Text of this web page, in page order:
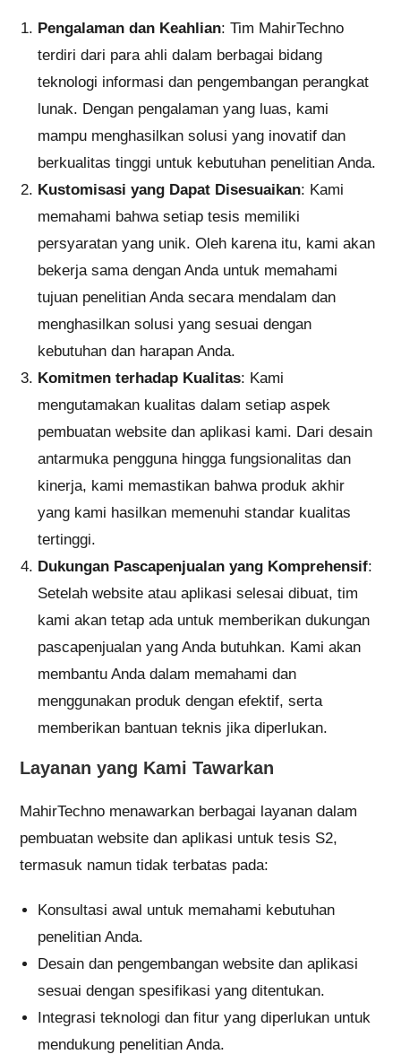
Pengalaman dan Keahlian: Tim MahirTechno
terdiri dari para ahli dalam berbagai bidang
teknologi informasi dan pengembangan perangkat
lunak. Dengan pengalaman yang luas, kami
mampu menghasilkan solusi yang inovatif dan
berkualitas tinggi untuk kebutuhan penelitian Anda.
Kustomisasi yang Dapat Disesuaikan: Kami
memahami bahwa setiap tesis memiliki
persyaratan yang unik. Oleh karena itu, kami akan
bekerja sama dengan Anda untuk memahami
tujuan penelitian Anda secara mendalam dan
menghasilkan solusi yang sesuai dengan
kebutuhan dan harapan Anda.
Komitmen terhadap Kualitas: Kami
mengutamakan kualitas dalam setiap aspek
pembuatan website dan aplikasi kami. Dari desain
antarmuka pengguna hingga fungsionalitas dan
kinerja, kami memastikan bahwa produk akhir
yang kami hasilkan memenuhi standar kualitas
tertinggi.
Dukungan Pascapenjualan yang Komprehensif:
Setelah website atau aplikasi selesai dibuat, tim
kami akan tetap ada untuk memberikan dukungan
pascapenjualan yang Anda butuhkan. Kami akan
membantu Anda dalam memahami dan
menggunakan produk dengan efektif, serta
memberikan bantuan teknis jika diperlukan.
Layanan yang Kami Tawarkan
MahirTechno menawarkan berbagai layanan dalam
pembuatan website dan aplikasi untuk tesis S2,
termasuk namun tidak terbatas pada:
Konsultasi awal untuk memahami kebutuhan
penelitian Anda.
Desain dan pengembangan website dan aplikasi
sesuai dengan spesifikasi yang ditentukan.
Integrasi teknologi dan fitur yang diperlukan untuk
mendukung penelitian Anda.